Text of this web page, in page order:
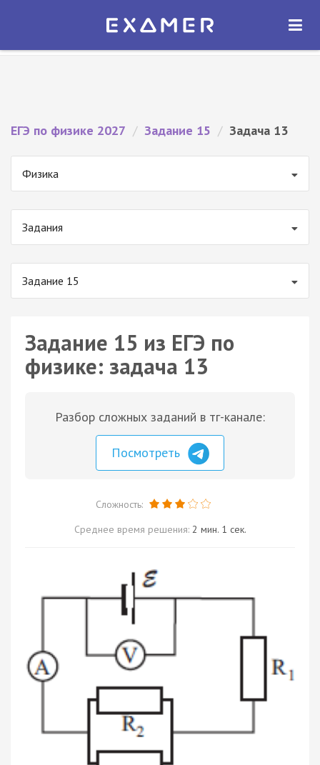
Экзамер — ЕГЭ 2027
ОТКРЫТЬ
ЕГЭ по физике 2027 / Задание 15 / Задача 13
Физика
Задания
Задание 15
Задание 15 из ЕГЭ по
физике: задача 13
Разбор сложных заданий в тг-канале:
Посмотреть
Сложность:
Среднее время решения: 2 мин. 1 сек.